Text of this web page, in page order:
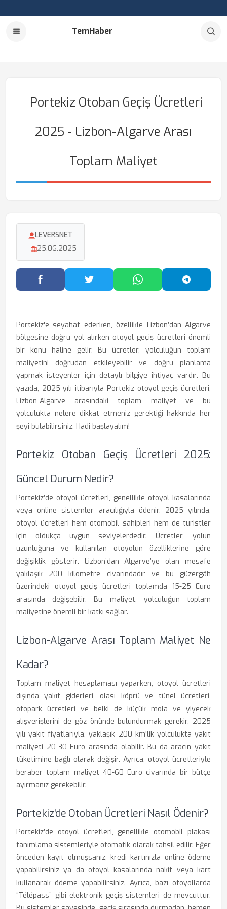
TemHaber
Portekiz Otoban Geçiş Ücretleri
2025 - Lizbon-Algarve Arası
Toplam Maliyet
LEVERSNET
25.06.2025
Facebook'ta PaylaşTwitter'da PaylaşWhatsApp'ta Paylaş
Portekiz'e seyahat ederken, özellikle Lizbon’dan Algarve
bölgesine doğru yol alırken otoyol geçiş ücretleri önemli
bir konu haline gelir. Bu ücretler, yolculuğun toplam
maliyetini doğrudan etkileyebilir ve doğru planlama
yapmak isteyenler için detaylı bilgiye ihtiyaç vardır. Bu
yazıda, 2025 yılı itibarıyla Portekiz otoyol geçiş ücretleri,
Lizbon-Algarve arasındaki toplam maliyet ve bu
yolculukta nelere dikkat etmeniz gerektiği hakkında her
şeyi bulabilirsiniz. Hadi başlayalım!
Portekiz Otoban Geçiş Ücretleri 2025:
Güncel Durum Nedir?
Portekiz’de otoyol ücretleri, genellikle otoyol kasalarında
veya online sistemler aracılığıyla ödenir. 2025 yılında,
otoyol ücretleri hem otomobil sahipleri hem de turistler
için oldukça uygun seviyelerdedir. Ücretler, yolun
uzunluğuna ve kullanılan otoyolun özelliklerine göre
değişiklik gösterir. Lizbon’dan Algarve’ye olan mesafe
yaklaşık 200 kilometre civarındadır ve bu güzergâh
üzerindeki otoyol geçiş ücretleri toplamda 15-25 Euro
arasında değişebilir. Bu maliyet, yolculuğun toplam
maliyetine önemli bir katkı sağlar.
Lizbon-Algarve Arası Toplam Maliyet Ne
Kadar?
Toplam maliyet hesaplaması yaparken, otoyol ücretleri
dışında yakıt giderleri, olası köprü ve tünel ücretleri,
otopark ücretleri ve belki de küçük mola ve yiyecek
alışverişlerini de göz önünde bulundurmak gerekir. 2025
yılı yakıt fiyatlarıyla, yaklaşık 200 km'lik yolculukta yakıt
maliyeti 20-30 Euro arasında olabilir. Bu da aracın yakıt
tüketimine bağlı olarak değişir. Ayrıca, otoyol ücretleriyle
beraber toplam maliyet 40-60 Euro civarında bir bütçe
ayırmanız gerekebilir.
Portekiz’de Otoban Ücretleri Nasıl Ödenir?
Portekiz’de otoyol ücretleri, genellikle otomobil plakası
tanımlama sistemleriyle otomatik olarak tahsil edilir. Eğer
önceden kayıt olmuşsanız, kredi kartınızla online ödeme
yapabilirsiniz ya da otoyol kasalarında nakit veya kart
kullanarak ödeme yapabilirsiniz. Ayrıca, bazı otoyollarda
“Télépass” gibi elektronik geçiş sistemleri de mevcuttur.